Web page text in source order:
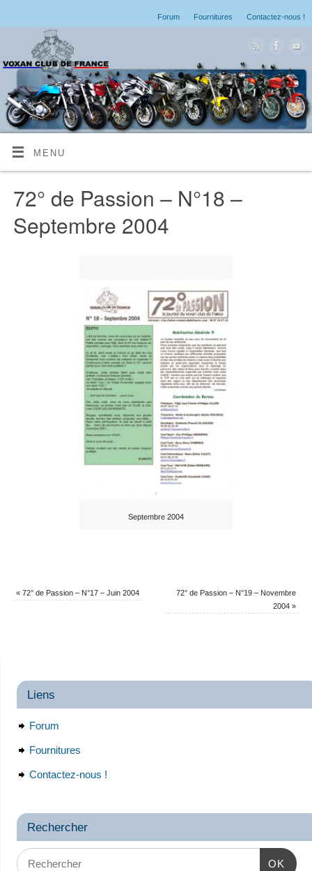
Forum Fournitures Contactez-nous !
MENU
72° de Passion – N°18 –
Septembre 2004
Septembre 2004
«72° de Passion – N°17 – Juin 2004
72° de Passion – N°19 – Novembre
2004»
Liens
Forum
Fournitures
Contactez-nous !
Rechercher
OK